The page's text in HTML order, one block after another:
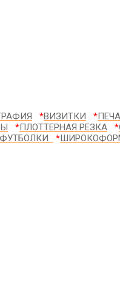
*ВИЗИТКИ *
*ПЛОТТЕРНАЯ РЕЗКА *
*